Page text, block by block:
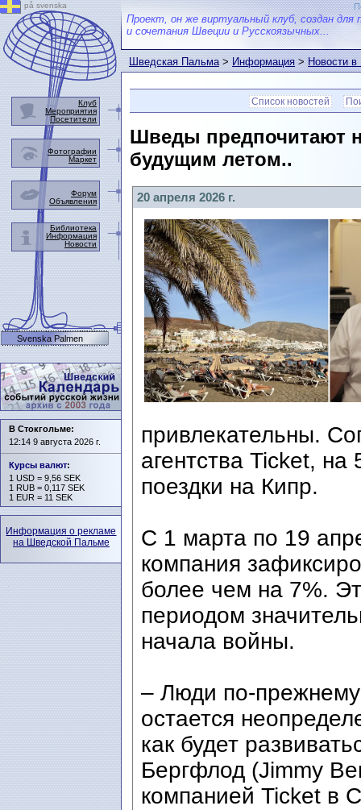
Проект, он же виртуальный клуб, создан для
и сочетания Швеции и Русскоязычных...
Шведская Пальма>Информация>Новости
Список новостей
Шведы предпочитают
будущим летом..
20 апреля 2026 г.
привлекательны.
агентства Ticket,
поездки на Кипр.
С 1 марта по 19
компания
более чем на 7%.
периодом
начала войны.
– Люди по-прежнему
остается
как будет
Бергфлод (Jimmy
компанией Ticket в
på svenska
Клуб
Мероприятия
Посетители
Фотографии
Маркет
Форум
Объявления
Библиотека
Информация
Новости
Svenska Palmen
В Стокгольме:
12:14 9 августа 2026 г.
Курсы валют:
1 USD = 9,56 SEK
1 RUB = 0,117 SEK
1 EUR = 11 SEK
Информация о рекламе
на Шведской Пальме